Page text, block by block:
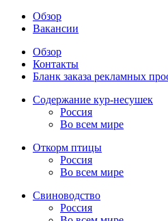
Обзор
Вакансии
Обзор
Контакты
Бланк заказа рекламных
Содержание кур-несушек
Россия
Во всем мире
Откорм птицы
Россия
Во всем мире
Свиноводство
Россия